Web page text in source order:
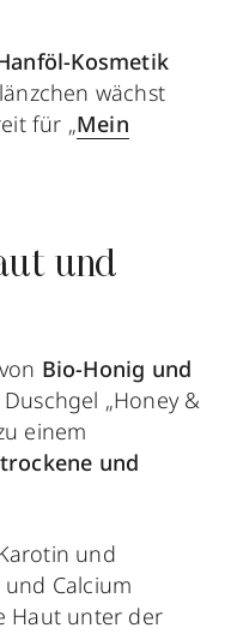
Kosmetik
wächst
für „Mein
und
Bio-Honig und
„Honey &
einem
und
und
Calcium
Haut unter der